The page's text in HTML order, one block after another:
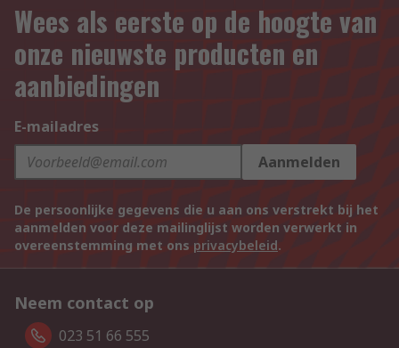
Wees als eerste op de hoogte van
onze nieuwste producten en
aanbiedingen
E-mailadres
Aanmelden
De persoonlijke gegevens die u aan ons verstrekt bij het
aanmelden voor deze mailinglijst worden verwerkt in
overeenstemming met ons privacybeleid.
Neem contact op
023 51 66 555